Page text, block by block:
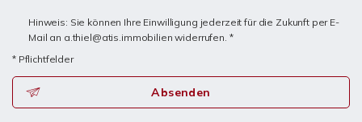
Hinweis: Sie können Ihre Einwilligung jederzeit für die Zukunft per E-
Mail an a.thiel@atis.immobilien widerrufen. *
* Pflichtfelder
Absenden